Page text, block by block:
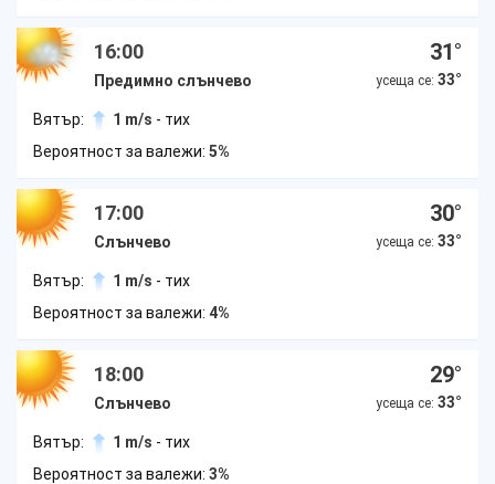
16:00
Предимно слънчево
31°
усеща се: 33°
Вятър: 1 m/s - тих
Вероятност за валежи: 5%
17:00
Слънчево
30°
усеща се: 33°
Вятър: 1 m/s - тих
Вероятност за валежи: 4%
18:00
Слънчево
29°
усеща се: 33°
Вятър: 1 m/s - тих
Вероятност за валежи: 3%